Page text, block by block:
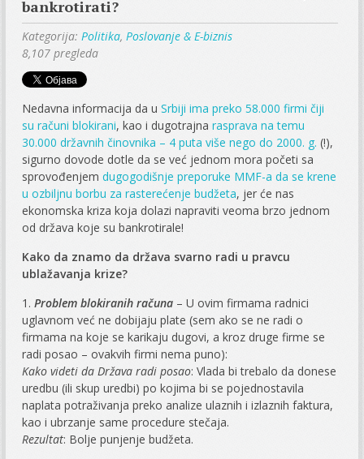
bankrotirati?
Kategorija: Politika,Poslovanje & E-biznis
8,107 pregleda
Nedavna informacija da uSrbiji ima preko 58.000 firmi čiji
su računi blokirani, kao i dugotrajnarasprava na temu
30.000 državnih činovnika – 4 puta više nego do 2000. g. (!),
sigurno dovode dotle da se već jednom mora početi sa
sprovođenjemdugogodišnje preporuke MMF-a da se krene
u ozbiljnu borbu za rasterećenje budžeta, jer će nas
ekonomska kriza koja dolazi napraviti veoma brzo jednom
od država koje su bankrotirale!
Kako da znamo da država svarno radi u pravcu
ublažavanja krize?
1.Problem blokiranih računa – U ovim firmama radnici
uglavnom već ne dobijaju plate (sem ako se ne radi o
firmama na koje se karikaju dugovi, a kroz druge firme se
radi posao – ovakvih firmi nema puno):
Kako videti da Država radi posao: Vlada bi trebalo da donese
uredbu (ili skup uredbi) po kojima bi se pojednostavila
naplata potraživanja preko analize ulaznih i izlaznih faktura,
kao i ubrzanje same procedure stečaja.
Rezultat: Bolje punjenje budžeta.